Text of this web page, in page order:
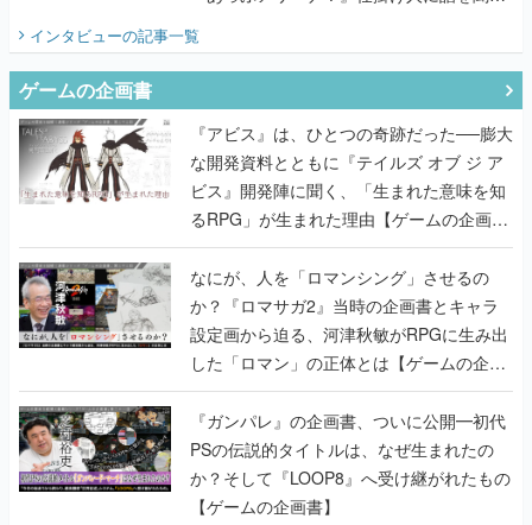
てみた
インタビューの記事一覧
ゲームの企画書
『アビス』は、ひとつの奇跡だった──膨大
な開発資料とともに『テイルズ オブ ジ ア
ビス』開発陣に聞く、「生まれた意味を知
るRPG」が生まれた理由【ゲームの企画
書】
なにが、人を「ロマンシング」させるの
か？『ロマサガ2』当時の企画書とキャラ
設定画から迫る、河津秋敏がRPGに生み出
した「ロマン」の正体とは【ゲームの企画
書】
『ガンパレ』の企画書、ついに公開━初代
PSの伝説的タイトルは、なぜ生まれたの
か？そして『LOOP8』へ受け継がれたもの
【ゲームの企画書】